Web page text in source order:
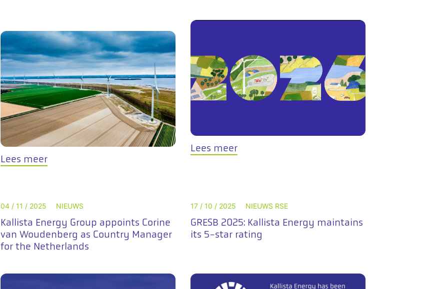
Lees meer
Lees meer
04 / 11 / 2025 NIEUWS
Kallista Energy Group appoints Corine
van Woudenberg as Country Manager
for the Netherlands
17 / 10 / 2025 NIEUWS RSE
GRESB 2025: Kallista Energy maintains
its 5-star rating